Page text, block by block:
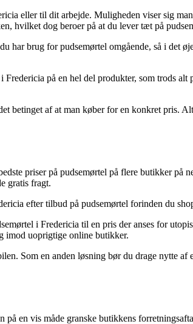
eller til dit arbejde. Muligheden viser sig
hvilket dog beroer på at du lever tæt på
brug for pudsemørtel omgående, så i det
på en hel del produkter, som trods
betinget af at man køber for en konkret pris.
priser på pudsemørtel på flere butikker på
gratis fragt.
efter tilbud på pudsemørtel forinden du
i Fredericia til en pris der anses for
imod uoprigtige online butikker.
Som en anden løsning bør du drage nytte
en vis måde granske butikkens